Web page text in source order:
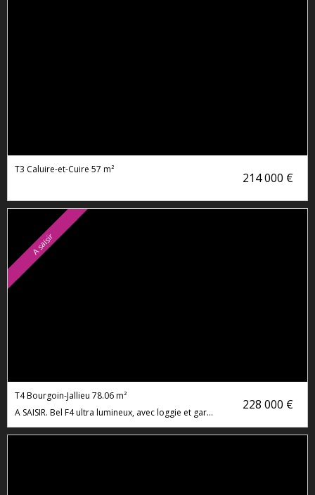
214 000 €
T3 Caluire-et-Cuire 57 m²
A saisir
228 000 €
T4 Bourgoin-Jallieu 78.06 m²
A SAISIR. Bel F4 ultra lumineux, avec loggie et garage fermé